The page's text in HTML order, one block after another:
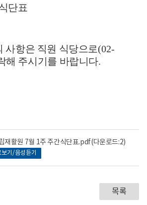
단표
사항은 직원 식당으로(02-
해 주시기를 바랍니다.
재활원 7월 1주 주간식단표.pdf(다운로드:2)
보기/음성듣기
목록